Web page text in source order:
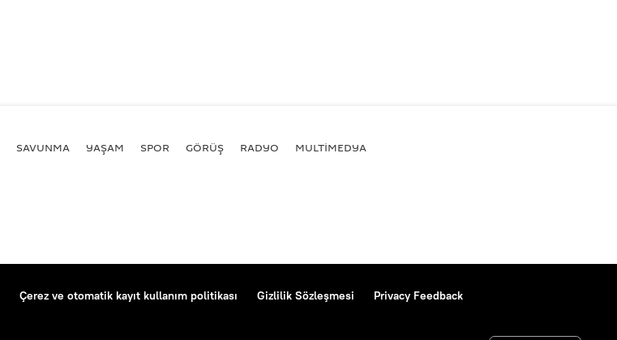
SAVUNMA YAŞAM SPOR GÖRÜŞ RADYO MULTİMEDYA
Çerez ve otomatik kayıt kullanım politikası Gizlilik Sözleşmesi Privacy Feedback